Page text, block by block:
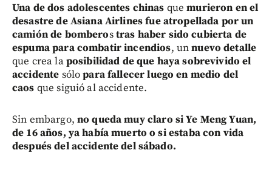
Una de dos adolescentes chinas quemurieron en el
desastre de Asiana Airlinesfue atropellada por un
camión de bomberostras haber sido cubierta de
espuma para combatir incendios, unnuevo detalle
que crea laposibilidad de que haya sobrevivido el
accidente sólopara fallecer luego en medio del
caos que siguió al accidente.
Sin embargo, no queda muy claro si Ye Meng Yuan,
de 16 años, ya había muerto o si estaba con vida
después del accidente del sábado.